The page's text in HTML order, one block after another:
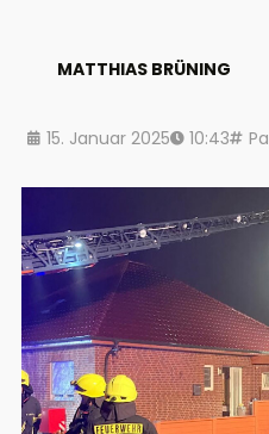
MATTHIAS BRÜNING
15. Januar 2025 10:43